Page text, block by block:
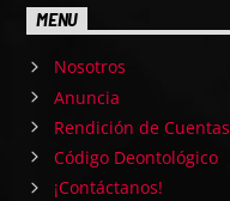
MENU
Nosotros
Anuncia
Rendición de Cuentas
Código Deontológico
¡Contáctanos!